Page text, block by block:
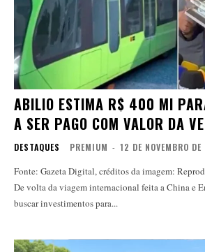
ABILIO ESTIMA R$ 400 MI
A SER PAGO COM VALOR DA
DESTAQUES PREMIUM - 12 DE NOVEMBRO
Fonte: Gazeta Digital, créditos da imagem:
De volta da viagem internacional feita a China e
buscar investimentos para...